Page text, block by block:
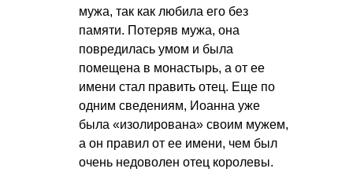
мужа, так как любила его без
памяти. Потеряв мужа, она
повредилась умом и была
помещена в монастырь, а от ее
имени стал править отец. Еще по
одним сведениям, Иоанна уже
была «изолирована» своим мужем,
а он правил от ее имени, чем был
очень недоволен отец королевы.